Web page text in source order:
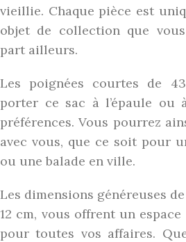
vieillie. Chaque pièce est
objet de collection que
part ailleurs.
Les poignées courtes de
porter ce sac à l’épaule ou
préférences. Vous pourrez
avec vous, que ce soit pour
ou une balade en ville.
Les dimensions généreuses
12 cm, vous offrent un
pour toutes vos affaires.